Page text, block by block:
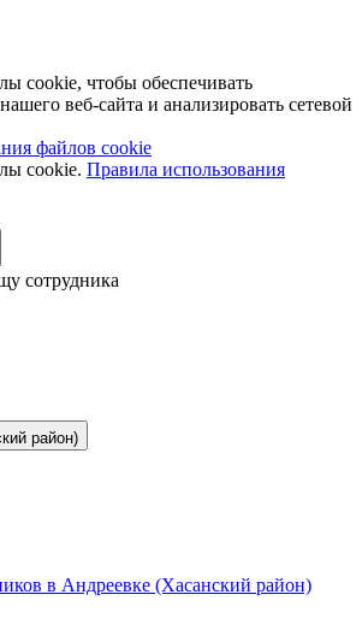
cookie, чтобы обеспечивать
веб-сайта и анализировать сетевой
файлов cookie
cookie. Правила использования
сотрудника
район)
в Андреевке (Хасанский район)